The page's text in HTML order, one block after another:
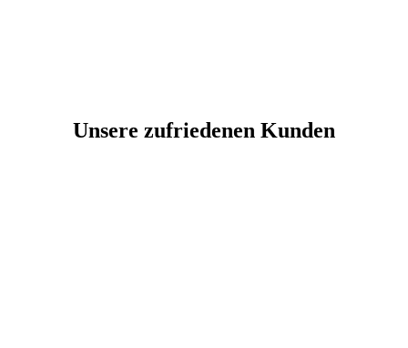
Unsere zufriedenen Kunden